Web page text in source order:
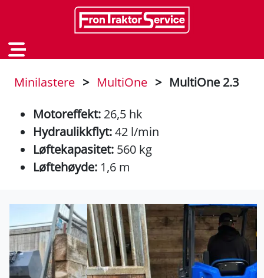
Minilastere > MultiOne > MultiOne 2.3
Motoreffekt: 26,5 hk
Hydraulikkflyt:42 l/min
Løftekapasitet: 560 kg
Løftehøyde: 1,6 m